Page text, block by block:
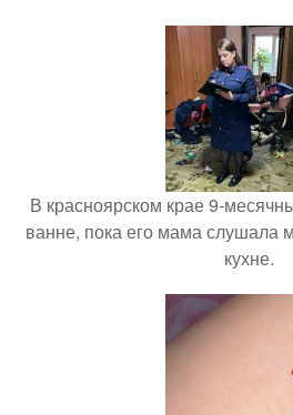
В красноярском крае 9-
ванне, пока его мама слушала
кухне.